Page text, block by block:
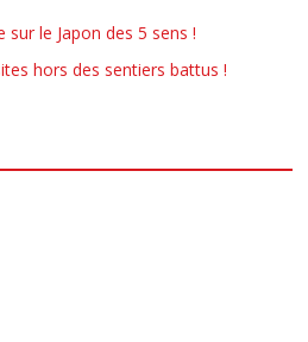
sur le Japon des 5 sens !
hors des sentiers battus !